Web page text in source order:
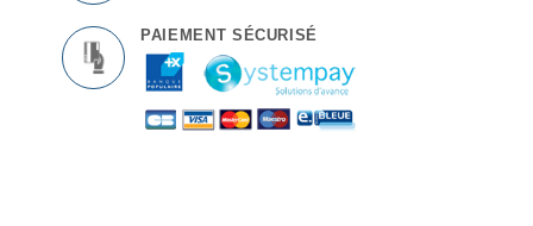
PAIEMENT SÉCURISÉ